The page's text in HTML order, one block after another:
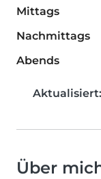
Mittags
Nachmittags
Abends
Aktualisiert:
Über